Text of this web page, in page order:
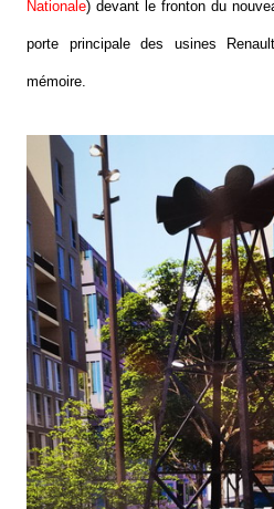
Nationale) devant le fronton du
porte principale des usines
mémoire.